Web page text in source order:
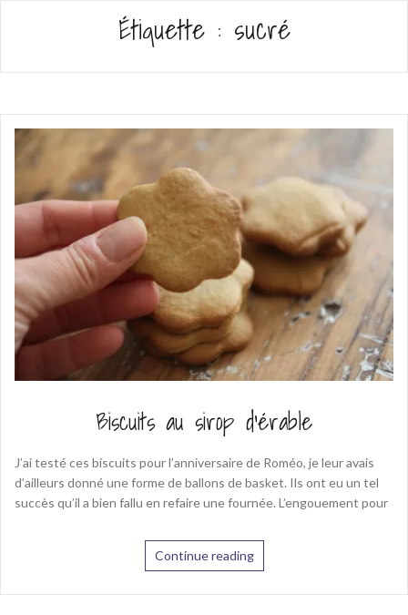
Étiquette : sucré
Biscuits au sirop d’érable
J’ai testé ces biscuits pour l’anniversaire de Roméo, je leur avais
d’ailleurs donné une forme de ballons de basket. Ils ont eu un tel
succès qu’il a bien fallu en refaire une fournée. L’engouement pour
Continue reading